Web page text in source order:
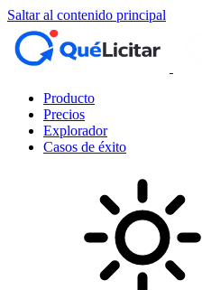
Saltar al contenido principal
Producto
Precios
Explorador
Casos de éxito